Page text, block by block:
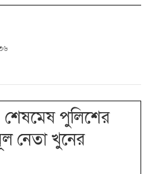
পুলিশের
নেতা খুনের